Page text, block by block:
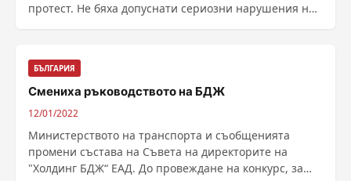
протест. Не бяха допуснати сериозни нарушения на
БЪЛГАРИЯ
Смениха ръководството на БДЖ
12/01/2022
Министерството на транспорта и съобщенията
промени състава на Съвета на директорите на
"Холдинг БДЖ“ ЕАД. До провеждане на конкурс, за